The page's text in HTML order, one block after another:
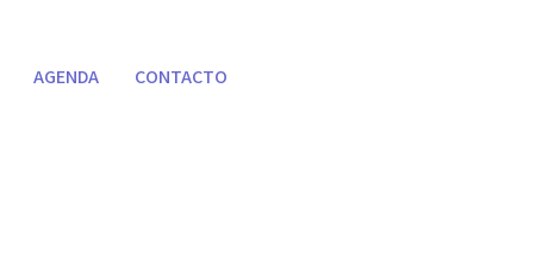
AGENDA CONTACTO